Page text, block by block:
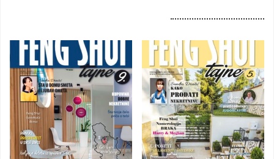
Dodaj u korpu Dodaj u korpu